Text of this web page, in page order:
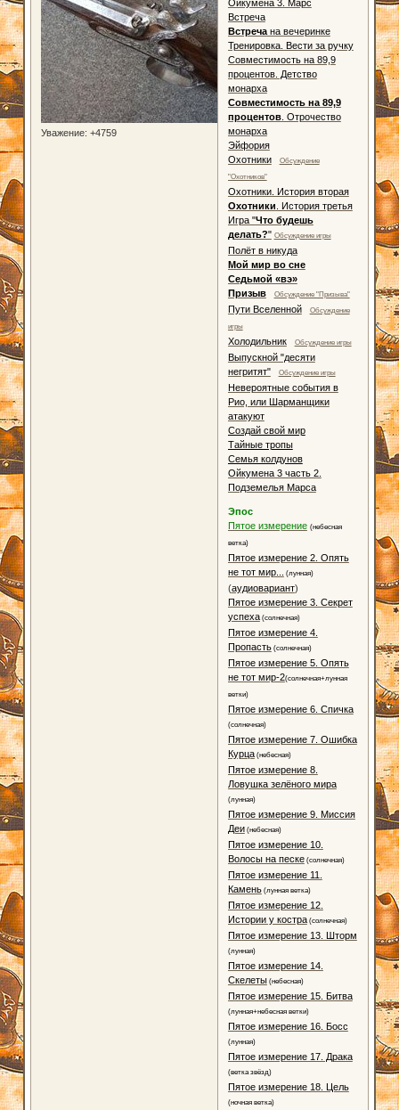
Уважение: +4759
Ойкумена 3. Марс
Встреча
Встречана вечеринке
Тренировка. Вести за ручку
Совместимость на 89,9
процентов. Детство
монарха
Совместимость на 89,9
процентов. Отрочество
монарха
Эйфория
Охотники
Обсуждение
"Охотников"
Охотники. История вторая
Охотники . История третья
Игра "Что будешь
делать?" Обсуждение игры
Полёт в никуда
Мой мир во сне
Седьмой «вэ»
Призыв
Обсуждение "Призыва"
Пути Вселенной
Обсуждение
игры
Холодильник Обсуждение игры
Выпускной "десяти
негритят"
Обсуждение игры
Невероятные события в
Рио, или Шарманщики
атакуют
Создай свой мир
Тайные тропы
Семья колдунов
Ойкумена 3 часть 2.
Подземелья Марса
Эпос
Пятое измерение (небесная
ветка)
Пятое измерение 2. Опять
не тот мир...
(лунная)
(аудиовариант)
Пятое измерение 3. Секрет
успеха(солнечная)
Пятое измерение 4.
Пропасть(солнечная)
Пятое измерение 5. Опять
не тот мир-2(солнечная+лунная
ветки)
Пятое измерение 6. Спичка
(солнечная)
Пятое измерение 7. Ошибка
Курца(небесная)
Пятое измерение 8.
Ловушка зелёного мира
(лунная)
Пятое измерение 9. Миссия
Деи (небесная)
Пятое измерение 10.
Волосы на песке(солнечная)
Пятое измерение 11.
Камень(лунная ветка)
Пятое измерение 12.
Истории у костра(солнечная)
Пятое измерение 13. Шторм
(лунная)
Пятое измерение 14.
Скелеты (небесная)
Пятое измерение 15. Битва
(лунная+небесная ветки)
Пятое измерение 16. Босс
(лунная)
Пятое измерение 17. Драка
(ветка звёзд)
Пятое измерение 18. Цель
(ночная ветка)